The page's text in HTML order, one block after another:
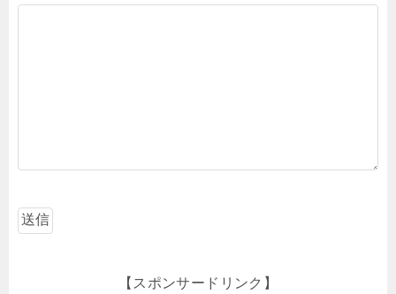
【スポンサードリンク】